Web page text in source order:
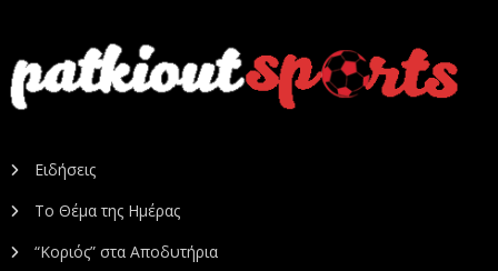
Ειδήσεις
Το Θέμα της Ημέρας
“Κοριός” στα Αποδυτήρια